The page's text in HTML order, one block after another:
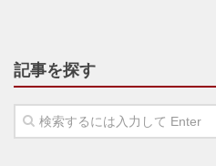
記事を探す